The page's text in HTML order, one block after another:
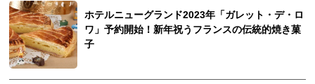
ホテルニューグランド2023年「ガレット・デ・ロ
ワ」予約開始！新年祝うフランスの伝統的焼き菓
子